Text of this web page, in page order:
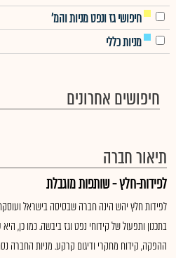
חיפושי גז ונפט מניות והמ'
מניות כללי
חיפושים אחרונים
תיאור חברה
לפידות-חלץ - שותפות מוגבלת
לפידות חלץ יהש הינה חברה שבסיסה בישראל
בתכנון ותפעול של קידוחי נפט וגז ביבשה. כמו כן,
ההפקה, קידוח מחקרי ודיגום קרקע. מניות החברה